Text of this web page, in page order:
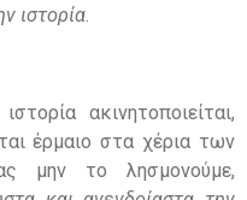
ιστορία.
ακινητοποιείται,
έρμαιο στα χέρια των
μην το λησμονούμε,